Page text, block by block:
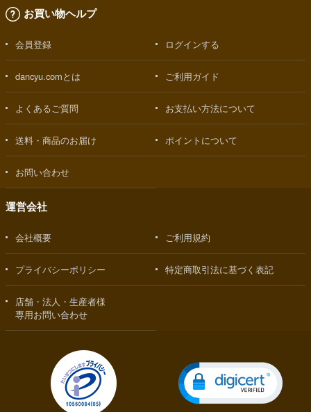
お買い物ヘルプ
会員登録 ログインする
dancyu.comとは ご利用ガイド
よくあるご質問 お支払い方法について
送料・商品のお届け ポイントについて
お問い合わせ
運営会社
会社概要 ご利用規約
プライバシーポリシー 特定商取引法に基づく表記
店舗・法人・生産者様
専用お問い合わせ